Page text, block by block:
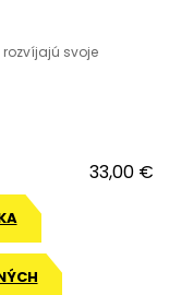
svoje
33,00 €